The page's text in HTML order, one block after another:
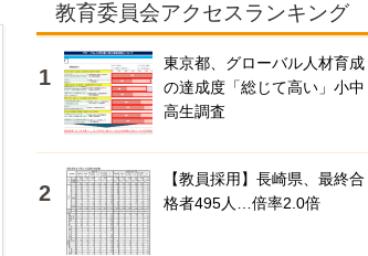
教育委員会アクセスランキング
東京都、グローバル人材育成
の達成度「総じて高い」小中
高生調査
【教員採用】長崎県、最終合
格者495人…倍率2.0倍